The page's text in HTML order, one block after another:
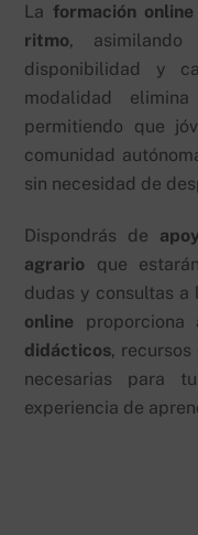
La formación online
ritmo, asimilando
disponibilidad y
modalidad
permitiendo que
comunidad
sin necesidad de
Dispondrás de
agrario que
dudas y consultas a
online
didácticos,
necesarias para
experiencia de